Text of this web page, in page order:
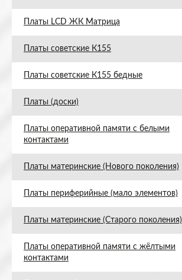
Платы LCD ЖК Матрица
Платы советские К155
Платы советские К155 бедные
Платы (доски)
Платы оперативной памяти с белыми
контактами
Платы материнские (Нового поколения)
Платы периферийные (мало элементов)
Платы материнские (Старого поколения)
Платы оперативной памяти с жёлтыми
контактами